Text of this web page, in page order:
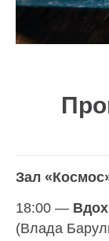
Зал
18:00 —
(Влада